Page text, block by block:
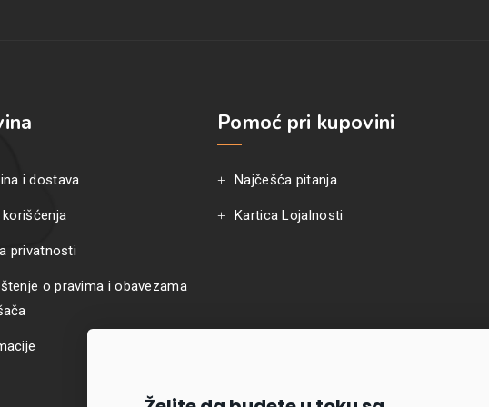
i dostava
korišćenja
privatnosti
o pravima i obavezama
Pomoć pri kupovini
Najčešća pitanja
Kartica Lojalnosti